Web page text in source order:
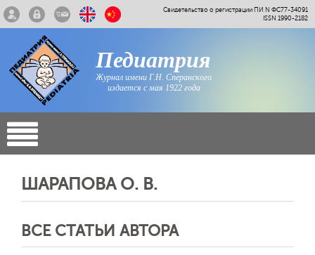
Свидетельство о регистрации ПИ N ФС77-34091
ISSN 1990-2182
Педиатрия
Журнал имени Г.Н. Сперанского
издается с мая 1922 года
ШАРАПОВА О. В.
ВСЕ СТАТЬИ АВТОРА